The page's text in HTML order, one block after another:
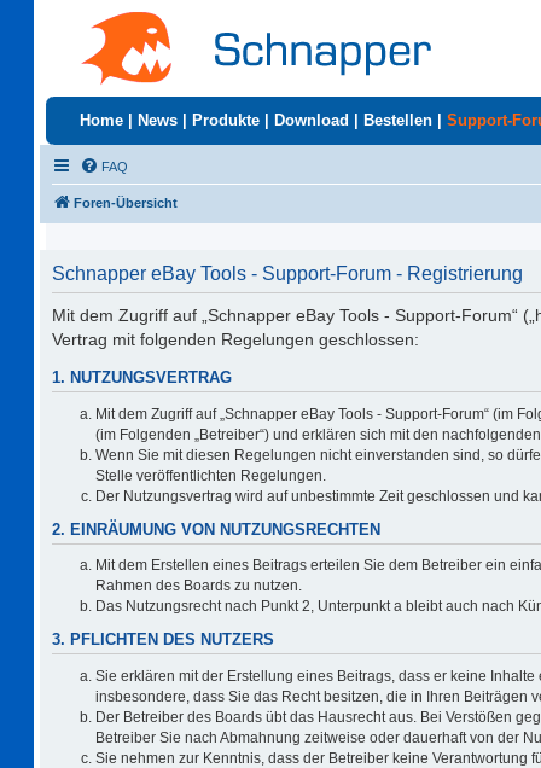
Home News Produkte Download Bestellen Support-
FAQ
Foren-Übersicht
Schnapper eBay Tools - Support-Forum - Registrierung
Mit dem Zugriff auf „Schnapper eBay Tools - Support-Forum“
Vertrag mit folgenden Regelungen geschlossen:
1. NUTZUNGSVERTRAG
Mit dem Zugriff auf „Schnapper eBay Tools - Support-Forum“ (im
(im Folgenden „Betreiber“) und erklären sich mit den
Wenn Sie mit diesen Regelungen nicht einverstanden sind, so
Stelle veröffentlichten Regelungen.
Der Nutzungsvertrag wird auf unbestimmte Zeit geschlossen und
2. EINRÄUMUNG VON NUTZUNGSRECHTEN
Mit dem Erstellen eines Beitrags erteilen Sie dem Betreiber ein
Rahmen des Boards zu nutzen.
Das Nutzungsrecht nach Punkt 2, Unterpunkt a bleibt auch nach
3. PFLICHTEN DES NUTZERS
Sie erklären mit der Erstellung eines Beitrags, dass er keine
insbesondere, dass Sie das Recht besitzen, die in Ihren Beiträgen
Der Betreiber des Boards übt das Hausrecht aus. Bei Verstößen
Betreiber Sie nach Abmahnung zeitweise oder dauerhaft von der
Sie nehmen zur Kenntnis, dass der Betreiber keine Verantwortung